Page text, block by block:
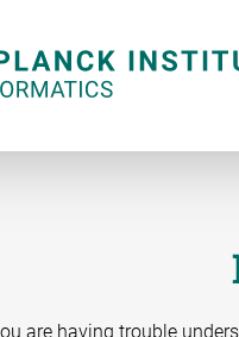
are having trouble